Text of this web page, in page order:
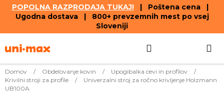
POPOLNA RAZPRODAJA TUKAJ!| Poštena cena |
Ugodna dostava | 800+ prevzemnih mest po vsej
Sloveniji
to
Domov / Obdelovanje kovin / Upogibalka cevi in ​​profilov
/
Krivilni stroji za profile
/
Univerzalni stroj za ročno krivljenje Holzmann
UB100A